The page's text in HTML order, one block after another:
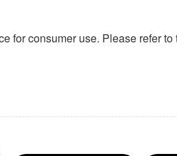
for consumer use. Please refer